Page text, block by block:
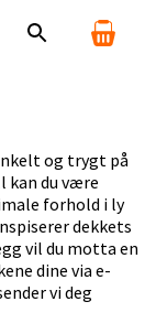
og trygt på
kan du være
forhold i ly
dekkets
vil du motta en
dine via e-
vi deg